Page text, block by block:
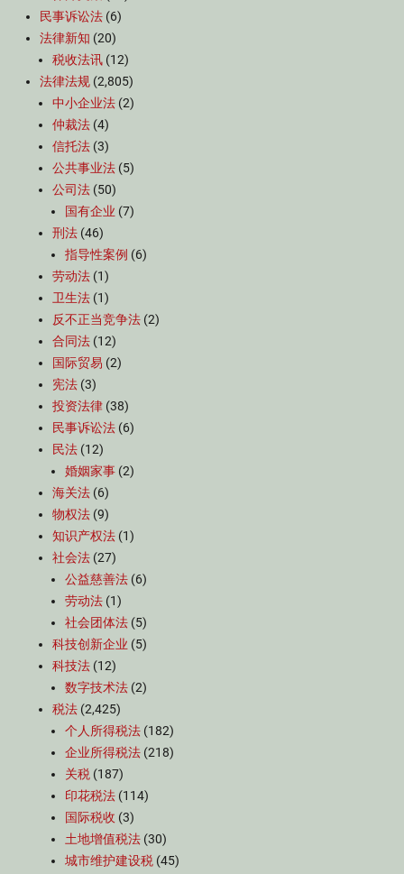
民事诉讼法 (6)
法律新知 (20)
税收法讯 (12)
法律法规 (2,805)
中小企业法 (2)
仲裁法 (4)
信托法 (3)
公共事业法 (5)
公司法 (50)
国有企业 (7)
刑法 (46)
指导性案例 (6)
劳动法 (1)
卫生法 (1)
反不正当竞争法 (2)
合同法 (12)
国际贸易 (2)
宪法 (3)
投资法律 (38)
民事诉讼法 (6)
民法 (12)
婚姻家事 (2)
海关法 (6)
物权法 (9)
知识产权法 (1)
社会法 (27)
公益慈善法 (6)
劳动法 (1)
社会团体法 (5)
科技创新企业 (5)
科技法 (12)
数字技术法 (2)
税法 (2,425)
个人所得税法 (182)
企业所得税法 (218)
关税 (187)
印花税法 (114)
国际税收 (3)
土地增值税法 (30)
城市维护建设税 (45)